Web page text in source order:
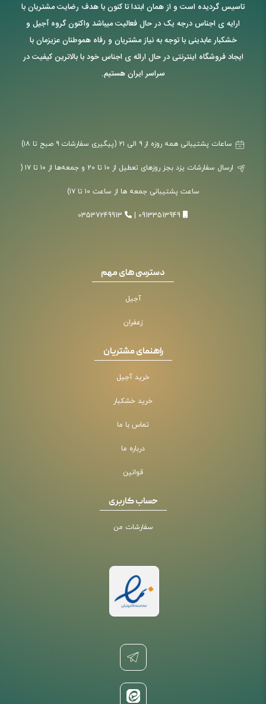
تاسیس گردیده است و از همان ابتدا تا کنون با هدف رضایت مشتریان با
ارایه ی اجناس درجه یک در حال فعالیت میباشد واکنون گروه آجیل و
خشکبار عابدینی با توجه به نیاز مشتریان و رفاه هموطنان عزیزمان با
ایجاد فروشگاه اینترنتی در حال ارائه ی اجناس خود با بالاترین کیفیت در
سراسر ایران هستیم.
ارسال سفارشات یزد بجز روزهای تعطیل از ۱۰ تا ۲۰ و جمعه‌ها از ۱۰ تا ۱۷ (
ساعت پشتیبانی جمعه ها از ساعت ۱۰ تا ۱۷)
09133513949
03537249913
دسترسی های مهم
آجیل
زعفران
راهنمای مشتریان
خرید آجیل
خرید خشکبار
تماس با ما
درباره ما
قوانین
حساب کاربری
سفارشات من